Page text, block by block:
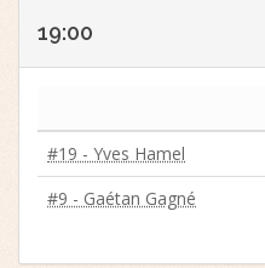
19:00
#19 - Yves Hamel
#9 - Gaétan Gagné